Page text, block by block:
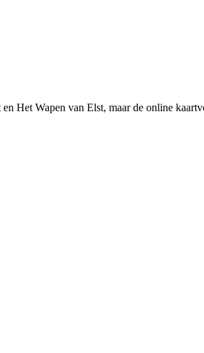
Het Wapen van Elst, maar de online